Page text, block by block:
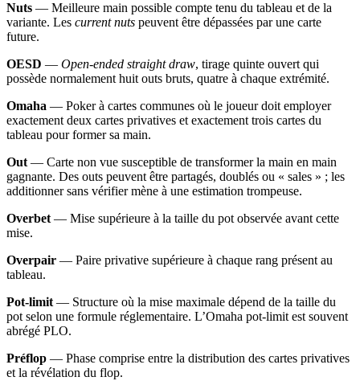
Nuts — Meilleure main possible compte tenu du tableau et de la
variante. Les current nuts peuvent être dépassées par une carte
future.
OESD — Open-ended straight draw, tirage quinte ouvert qui
possède normalement huit outs bruts, quatre à chaque extrémité.
Omaha — Poker à cartes communes où le joueur doit employer
exactement deux cartes privatives et exactement trois cartes du
tableau pour former sa main.
Out — Carte non vue susceptible de transformer la main en main
gagnante. Des outs peuvent être partagés, doublés ou « sales » ; les
additionner sans vérifier mène à une estimation trompeuse.
Overbet — Mise supérieure à la taille du pot observée avant cette
mise.
Overpair — Paire privative supérieure à chaque rang présent au
tableau.
Pot-limit — Structure où la mise maximale dépend de la taille du
pot selon une formule réglementaire. L’Omaha pot-limit est souvent
abrégé PLO.
Préflop — Phase comprise entre la distribution des cartes privatives
et la révélation du flop.